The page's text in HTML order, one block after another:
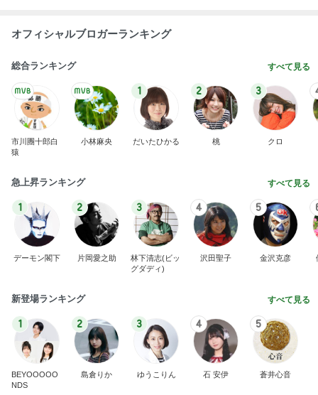
オフィシャルブロガーランキング
総合ランキング すべて見る
市川團十郎白
猿
小林麻央
1
だいたひかる
2
桃
3
クロ
急上昇ランキング すべて見る
1
デーモン閣下
2
片岡愛之助
3
林下清志(ビッ
グダディ)
4
沢田聖子
5
金沢克彦
新登場ランキング すべて見る
1
BEYOOOOO
NDS
2
島倉りか
3
ゆうこりん
4
石 安伊
5
蒼井心音